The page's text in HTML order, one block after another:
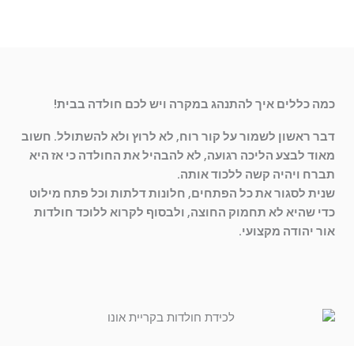
כמה כללים איך להתנהג במקרה ויש לכם חולדה בבית!
דבר ראשון לשמור על קור רוח, לא לרוץ ולא להשתולל. חשוב
מאוד לבצע הליכה רגועה, לא להבהיל את החולדה כי אז היא
תברח ויהיה קשה ללכוד אותה.
שנית לסגור את כל הפתחים, חלונות דלתות וכל פתח מילוט
כדי שהיא לא תחמוק החוצה, ולבסוף לקרוא ללוכד חולדות
אור יהודה מקצועי.